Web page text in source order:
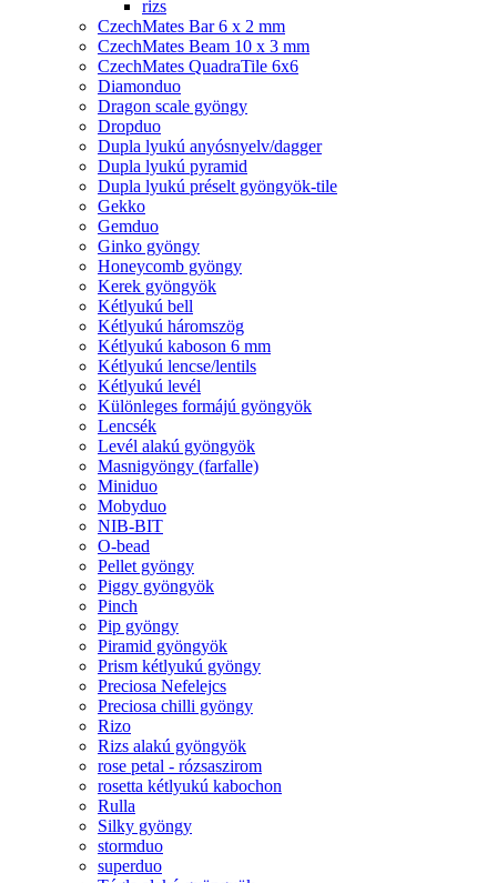
rizs
CzechMates Bar 6 x 2 mm
CzechMates Beam 10 x 3 mm
CzechMates QuadraTile 6x6
Diamonduo
Dragon scale gyöngy
Dropduo
Dupla lyukú anyósnyelv/dagger
Dupla lyukú pyramid
Dupla lyukú préselt gyöngyök-tile
Gekko
Gemduo
Ginko gyöngy
Honeycomb gyöngy
Kerek gyöngyök
Kétlyukú bell
Kétlyukú háromszög
Kétlyukú kaboson 6 mm
Kétlyukú lencse/lentils
Kétlyukú levél
Különleges formájú gyöngyök
Lencsék
Levél alakú gyöngyök
Masnigyöngy (farfalle)
Miniduo
Mobyduo
NIB-BIT
O-bead
Pellet gyöngy
Piggy gyöngyök
Pinch
Pip gyöngy
Piramid gyöngyök
Prism kétlyukú gyöngy
Preciosa Nefelejcs
Preciosa chilli gyöngy
Rizo
Rizs alakú gyöngyök
rose petal - rózsaszirom
rosetta kétlyukú kabochon
Rulla
Silky gyöngy
stormduo
superduo